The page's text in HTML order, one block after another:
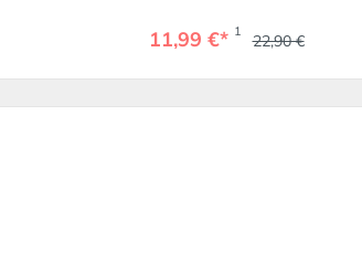
11,99 €* 1 22,90 €